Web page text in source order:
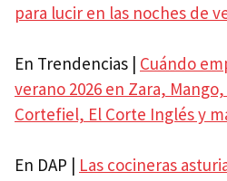
para lucir en las noches de
En Trendencias | Cuándo
verano 2026 en Zara,
Cortefiel, El Corte Inglés y
En DAP | Las cocineras